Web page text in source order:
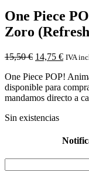
One Piece
Zoro
15,50€ 14,75 € IVA
One Piece POP!
disponible para
mandamos directo a
Sin existencias